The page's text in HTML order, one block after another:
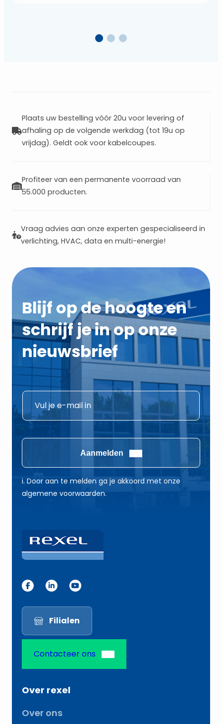
toestel automatisch de temperatuur en
Plaats uw bestelling vóór 20u voor levering of
afhaling op de volgende werkdag (tot 19u op
vrijdag). Geldt ook voor kabelcoupes.
Profiteer van een permanente voorraad van
55.000 producten.
Vraag advies aan onze experten gespecialiseerd in
verlichting, HVAC, data en multi-energie!
Blijf op de hoogte en
schrijf je in op onze
nieuwsbrief
E
m
l
E
-
E
m
E
m
a
l
*
Aanmelden
i. Door aan te melden ga je akkoord met onze
algemene voorwaarden.
Filialen
Contacteer ons
Over rexel
Over ons